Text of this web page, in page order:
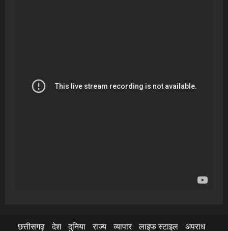
छत्तीसगढ़ देश दुनिया राज्य व्यापार लाइफ स्टाइल अपराध